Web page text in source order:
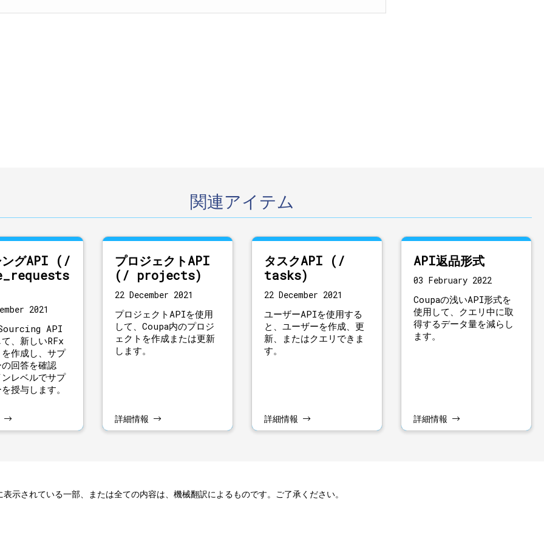
関連アイテム
ングAPI (/
2021
API
、新しいRFx
作成し、サプ
回答を確認
ンレベルでサプ
授与します。
プロジェクトAPI
(/ projects)
22 December 2021
プロジェクトAPIを使用
して、Coupa内のプロジ
ェクトを作成または更新
します。
詳細情報
タスクAPI (/
tasks)
22 December 2021
ユーザーAPIを使用する
と、ユーザーを作成、更
新、またはクエリできま
す。
詳細情報
API返品形式
03 February 2022
Coupaの浅いAPI形式を
使用して、クエリ中に取
得するデータ量を減らし
ます。
詳細情報
表示されている一部、または全ての内容は、機械翻訳によるものです。ご了承ください。